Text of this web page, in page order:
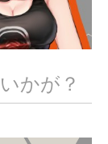
かが？